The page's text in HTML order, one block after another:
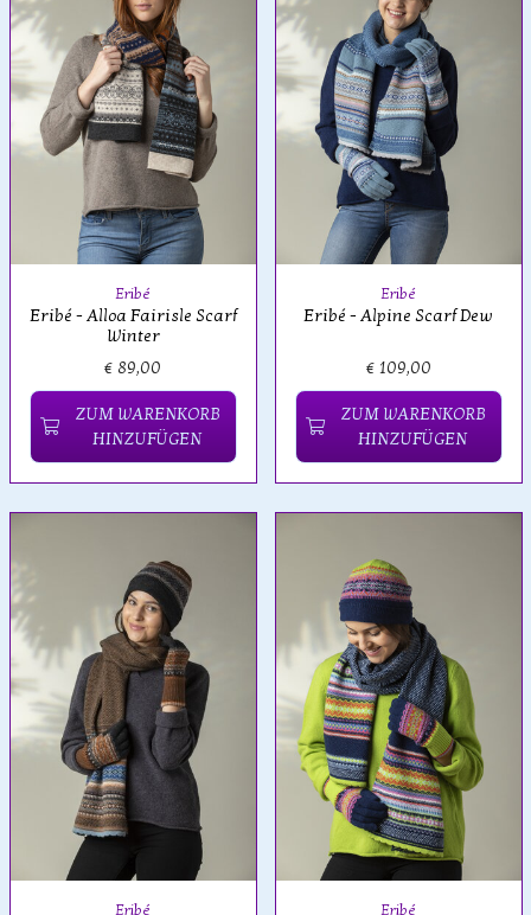
Eribé
Eribé - Alloa Fairisle Scarf
Winter
€ 89,00
ZUM WARENKORB
HINZUFÜGEN
Eribé
Eribé - Alpine Scarf Dew
€ 109,00
ZUM WARENKORB
HINZUFÜGEN
Eribé Eribé